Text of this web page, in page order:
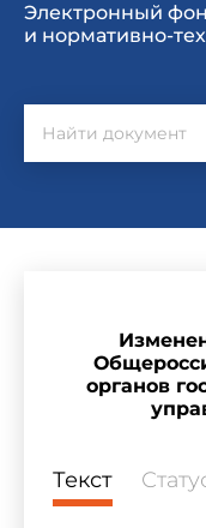
Электронный
и нормативно-
органов
Текст